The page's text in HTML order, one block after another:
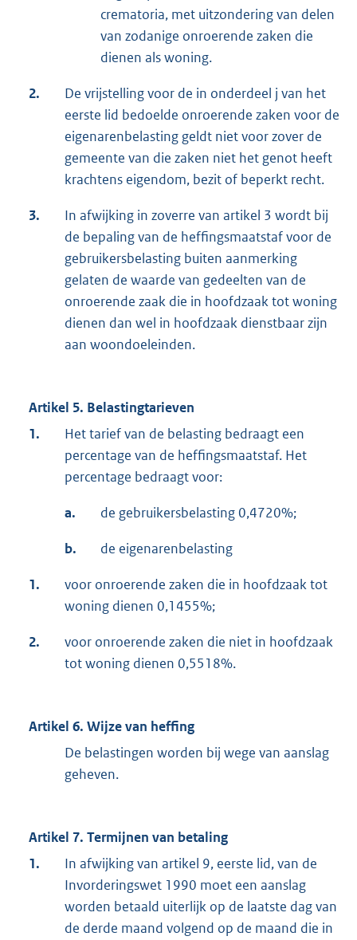
crematoria, met uitzondering van delen
van zodanige onroerende zaken die
dienen als woning.
2.
De vrijstelling voor de in onderdeel j van het
eerste lid bedoelde onroerende zaken voor de
eigenarenbelasting geldt niet voor zover de
gemeente van die zaken niet het genot heeft
krachtens eigendom, bezit of beperkt recht.
3.
In afwijking in zoverre van artikel 3 wordt bij
de bepaling van de heffingsmaatstaf voor de
gebruikersbelasting buiten aanmerking
gelaten de waarde van gedeelten van de
onroerende zaak die in hoofdzaak tot woning
dienen dan wel in hoofdzaak dienstbaar zijn
aan woondoeleinden.
Artikel 5. Belastingtarieven
1.
Het tarief van de belasting bedraagt een
percentage van de heffingsmaatstaf. Het
percentage bedraagt voor:
a. de gebruikersbelasting 0,4720%;
b. de eigenarenbelasting
1.
voor onroerende zaken die in hoofdzaak tot
woning dienen 0,1455%;
2.
voor onroerende zaken die niet in hoofdzaak
tot woning dienen 0,5518%.
Artikel 6. Wijze van heffing
De belastingen worden bij wege van aanslag
geheven.
Artikel 7. Termijnen van betaling
1.
In afwijking van artikel 9, eerste lid, van de
Invorderingswet 1990 moet een aanslag
worden betaald uiterlijk op de laatste dag van
de derde maand volgend op de maand die in